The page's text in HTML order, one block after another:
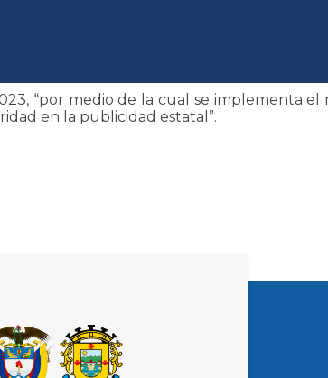
“por medio de la cual se implementa el
en la publicidad estatal”.